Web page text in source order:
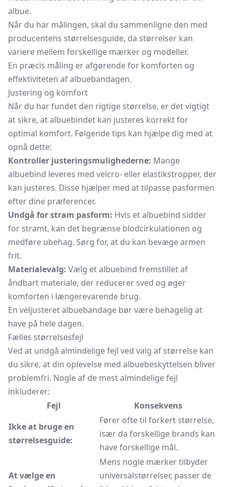
albue.
Når du har målingen, skal du sammenligne den med
producentens størrelsesguide, da størrelser kan
variere mellem forskellige mærker og modeller.
En præcis måling er afgørende for komforten og
effektiviteten af albuebandagen.
Justering og komfort
Når du har fundet den rigtige størrelse, er det vigtigt
at sikre, at albuebindet kan justeres korrekt for
optimal komfort. Følgende tips kan hjælpe dig med at
opnå dette:
Kontroller justeringsmulighederne: Mange
albuebind leveres med velcro- eller elastikstropper, der
kan justeres. Disse hjælper med at tilpasse pasformen
efter dine præferencer.
Undgå for stram pasform: Hvis et albuebind sidder
for stramt, kan det begrænse blodcirkulationen og
medføre ubehag. Sørg for, at du kan bevæge armen
frit.
Materialevalg: Vælg et albuebind fremstillet af
åndbart materiale, der reducerer sved og øger
komforten i længerevarende brug.
En veljusteret albuebandage bør være behagelig at
have på hele dagen.
Fælles størrelsesfejl
Ved at undgå almindelige fejl ved valg af størrelse kan
du sikre, at din oplevelse med albuebeskyttelsen bliver
problemfri. Nogle af de mest almindelige fejl
inkluderer:
Fejl
Konsekvens
Ikke at bruge en
størrelsesguide:
Fører ofte til forkert størrelse,
især da forskellige brands kan
have forskellige mål.
At vælge en
Mens nogle mærker tilbyder
universalstørrelser, passer de